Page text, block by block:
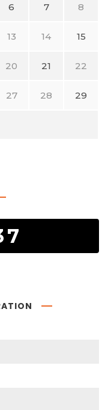
6 7 8
13 14 15
20 21 22
27 28 29